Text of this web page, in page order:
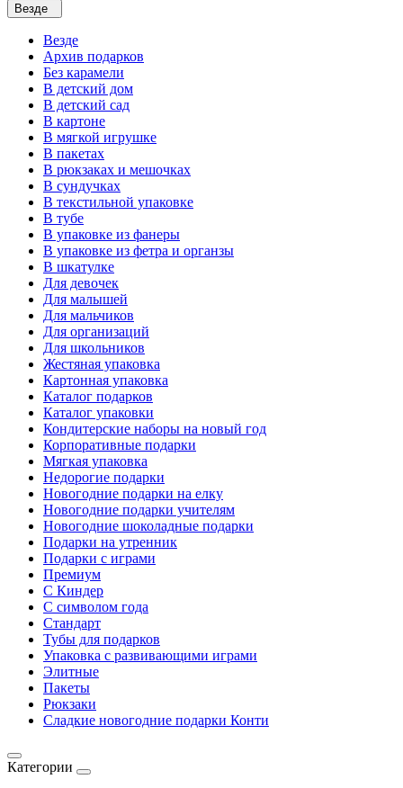
Везде
Везде
Архив подарков
Без карамели
В детский дом
В детский сад
В картоне
В мягкой игрушке
В пакетах
В рюкзаках и мешочках
В сундучках
В текстильной упаковке
В тубе
В упаковке из фанеры
В упаковке из фетра и органзы
В шкатулке
Для девочек
Для малышей
Для мальчиков
Для организаций
Для школьников
Жестяная упаковка
Картонная упаковка
Каталог подарков
Каталог упаковки
Кондитерские наборы на новый год
Корпоративные подарки
Мягкая упаковка
Недорогие подарки
Новогодние подарки на елку
Новогодние подарки учителям
Новогодние шоколадные подарки
Подарки на утренник
Подарки с играми
Премиум
С Киндер
С символом года
Стандарт
Тубы для подарков
Упаковка с развивающими играми
Элитные
Пакеты
Рюкзаки
Сладкие новогодние подарки Конти
Категории